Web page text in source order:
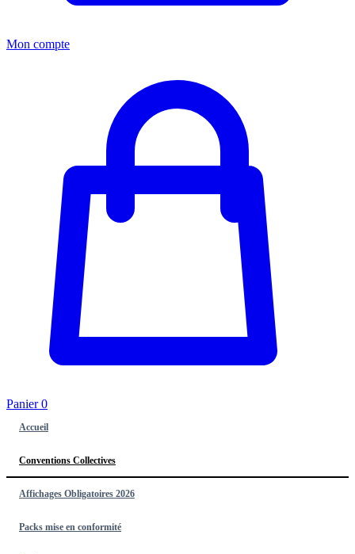
Mon compte
Panier0
Accueil
Conventions Collectives
Affichages Obligatoires 2026
Packs mise en conformité